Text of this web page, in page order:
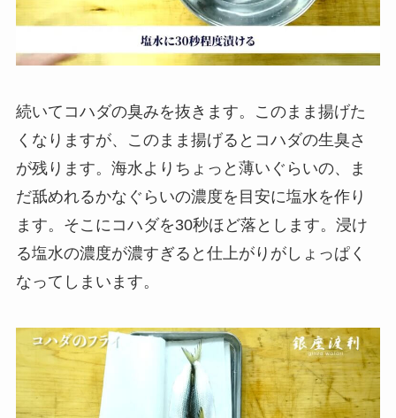
続いてコハダの臭みを抜きます。このまま揚げた
くなりますが、このまま揚げるとコハダの生臭さ
が残ります。海水よりちょっと薄いぐらいの、ま
だ舐めれるかなぐらいの濃度を目安に塩水を作り
ます。そこにコハダを30秒ほど落とします。浸け
る塩水の濃度が濃すぎると仕上がりがしょっぱく
なってしまいます。